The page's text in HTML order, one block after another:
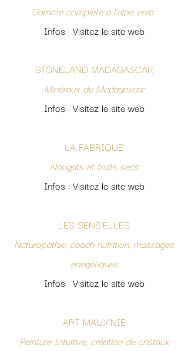
Gamme complète à l’aloe vera
Infos : Visitez le site web
STONELAND MADAGASCAR
Minéraux de Madagascar
Infos : Visitez le site web
LA FABRIQUE
Nougats et fruits secs
Infos : Visitez le site web
LES SENS'ELLES
Naturopathie, coach nutrition, massages
énegétiques
Infos : Visitez le site web
ART-MAUX'NIE
Peinture Intuitive, création de cristaux